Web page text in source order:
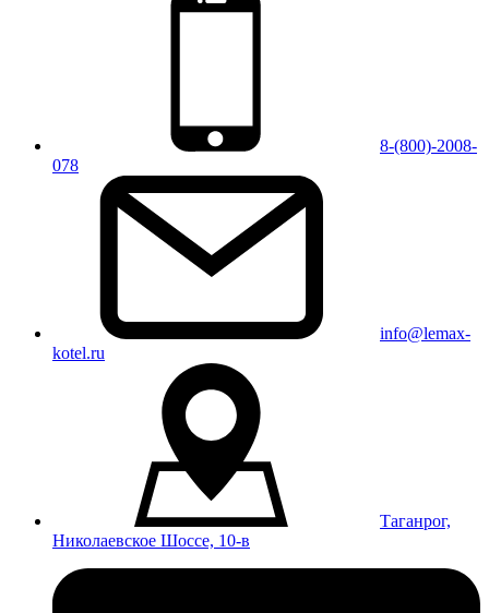
8-(800)-2008-
078
info@lemax-
kotel.ru
Таганрог,
Николаевское Шоссе, 10-в